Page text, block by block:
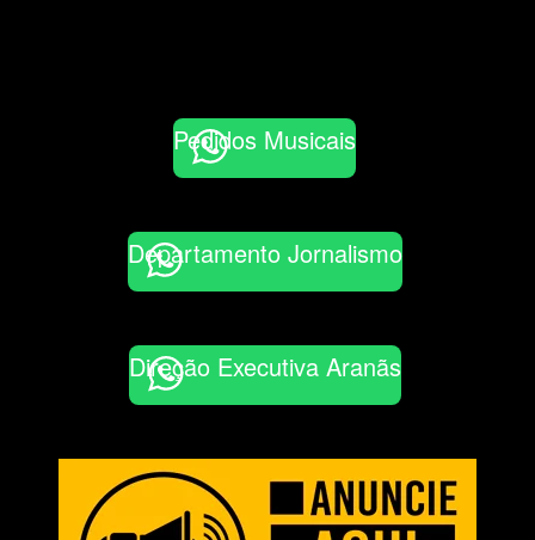
Pedidos Musicais
Departamento Jornalismo
Direção Executiva Aranãs